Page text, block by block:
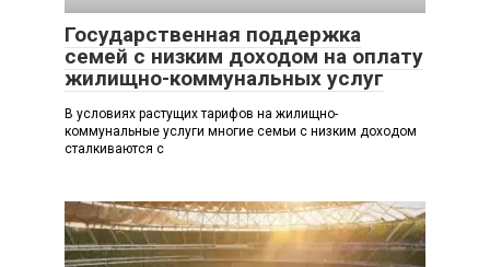
Государственная поддержка
семей с низким доходом на оплату
жилищно-коммунальных услуг
В условиях растущих тарифов на жилищно-
коммунальные услуги многие семьи с низким доходом
сталкиваются с